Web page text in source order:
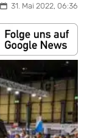
31. Mai 2022, 06:36